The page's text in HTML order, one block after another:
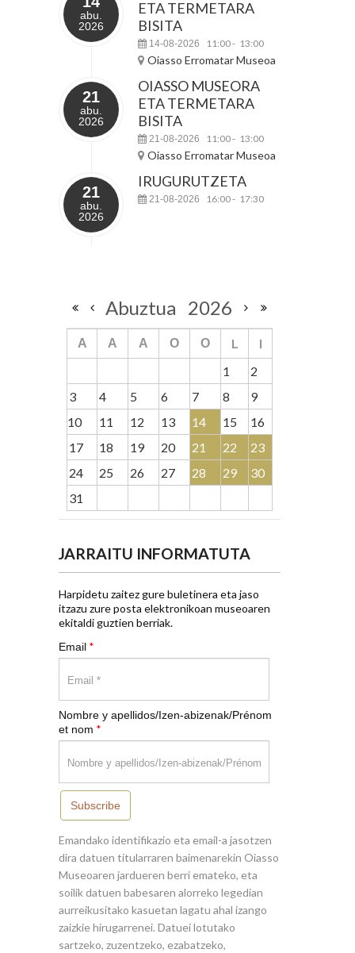
abu.
2026
ETA TERMETARA
BISITA
14-08-2026 11:00- 13:00
Oiasso Erromatar Museoa
21
abu.
2026
OIASSO MUSEORA
ETA TERMETARA
BISITA
21-08-2026 11:00- 13:00
Oiasso Erromatar Museoa
21
abu.
2026
IRUGURUTZETA
21-08-2026 16:00- 17:30
Abuztua 2026
A A A O O L
I
1
2
3
4 5 6 7 8
9
10
11 12 13 14 15
16
17
18 19 20 21 22
23
24
25 26 27 28 29
30
31
JARRAITU INFORMATUTA
Harpidetu zaitez gure buletinera eta jaso
itzazu zure posta elektronikoan museoaren
ekitaldi guztien berriak.
Email *
Nombre y apellidos/Izen-abizenak/Prénom
et nom *
Subscribe
Emandako identifikazio eta email-a jasotzen
dira datuen titularraren baimenarekin Oiasso
Museoaren jardueren berri emateko, eta
soilik datuen babesaren alorreko legedian
aurreikusitako kasuetan lagatu ahal izango
zaizkie hirugarrenei. Datuei lotutako
sartzeko, zuzentzeko, ezabatzeko,